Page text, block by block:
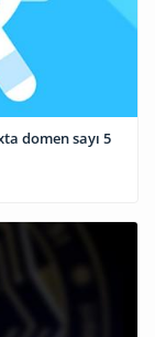
domen sayı 5